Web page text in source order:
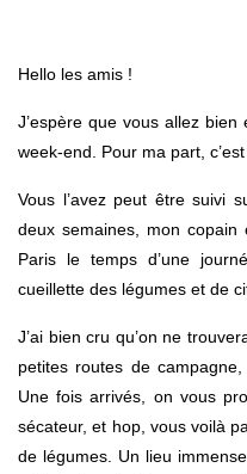
Hello les amis !
J’espère que vous allez
week-end. Pour ma part,
Vous l’avez peut être suivi
deux semaines, mon
Paris le temps d’une
cueillette des légumes et de
J’ai bien cru qu’on ne
petites routes de
Une fois arrivés, on vous
sécateur, et hop, vous voilà
de légumes. Un lieu